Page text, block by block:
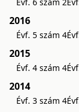
2016
Évf. 5 szám 4
2015
Évf. 4 szám 4
2014
Évf. 3 szám 4